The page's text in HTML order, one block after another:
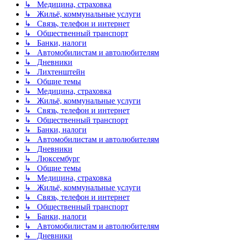
↳ Медицина, страховка
↳ Жильё, коммунальные услуги
↳ Связь, телефон и интернет
↳ Общественный транспорт
↳ Банки, налоги
↳ Автомобилистам и автолюбителям
↳ Дневники
↳ Лихтенштейн
↳ Общие темы
↳ Медицина, страховка
↳ Жильё, коммунальные услуги
↳ Связь, телефон и интернет
↳ Общественный транспорт
↳ Банки, налоги
↳ Автомобилистам и автолюбителям
↳ Дневники
↳ Люксембург
↳ Общие темы
↳ Медицина, страховка
↳ Жильё, коммунальные услуги
↳ Связь, телефон и интернет
↳ Общественный транспорт
↳ Банки, налоги
↳ Автомобилистам и автолюбителям
↳ Дневники